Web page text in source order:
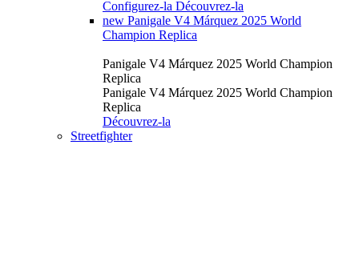
Configurez-la Découvrez-la
new Panigale V4 Márquez 2025 World
Champion Replica
Panigale V4 Márquez 2025 World Champion
Replica
Panigale V4 Márquez 2025 World Champion
Replica
Découvrez-la
Streetfighter